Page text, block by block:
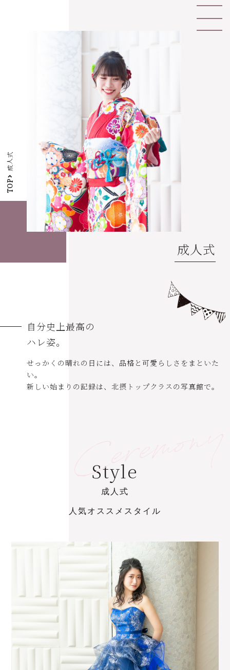
TOP
成人式
成人式
自分史上最高の
ハレ姿。
せっかくの晴れの日には、品格と可愛らしさをまといた
い。
新しい始まりの記録は、北摂トップクラスの写真館で。
Ceremony
Style
成 人 式
人 気オ ス ス メ ス タ イ ル